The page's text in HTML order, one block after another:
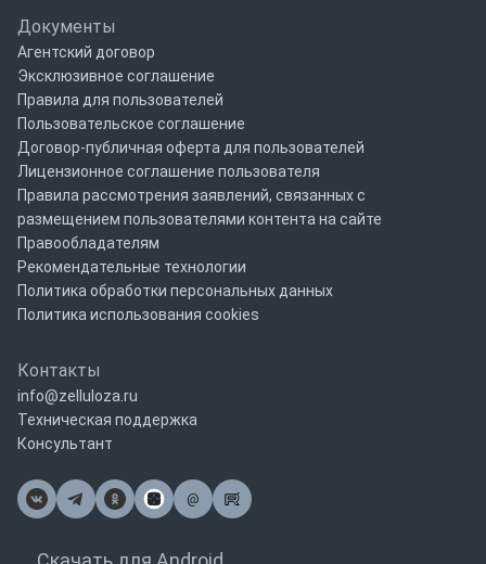
Документы
Агентский договор
Эксклюзивное соглашение
Правила для пользователей
Пользовательское соглашение
Договор-публичная оферта для пользователей
Лицензионное соглашение пользователя
Правила рассмотрения заявлений, связанных с
размещением пользователями контента на сайте
Правообладателям
Рекомендательные технологии
Политика обработки персональных данных
Политика использования cookies
Контакты
info@zelluloza.ru
Техническая поддержка
Консультант
@
Почта